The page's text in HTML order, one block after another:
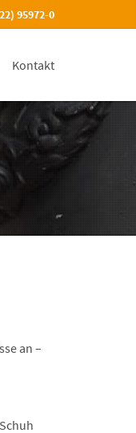
95972-0
Kontakt
an –